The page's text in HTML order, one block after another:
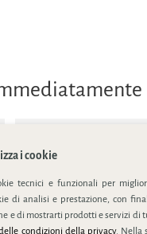
i cookie
tecnici e funzionali per
di analisi e prestazione, con
e di mostrarti prodotti e servizi
condizioni della privacy. Nella